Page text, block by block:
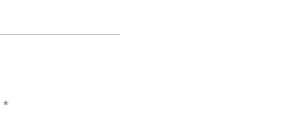
*